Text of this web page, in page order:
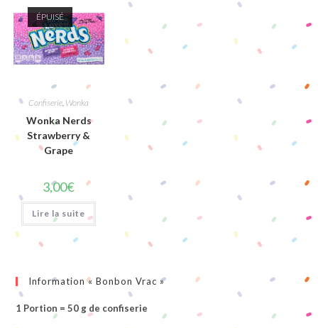
ÉPUISÉ
Confiserie Wonka
Wonka Nerds
Strawberry &
Grape
3,00€
Lire la suite
Information « Bonbon Vrac »
1 Portion = 50 g de confiserie